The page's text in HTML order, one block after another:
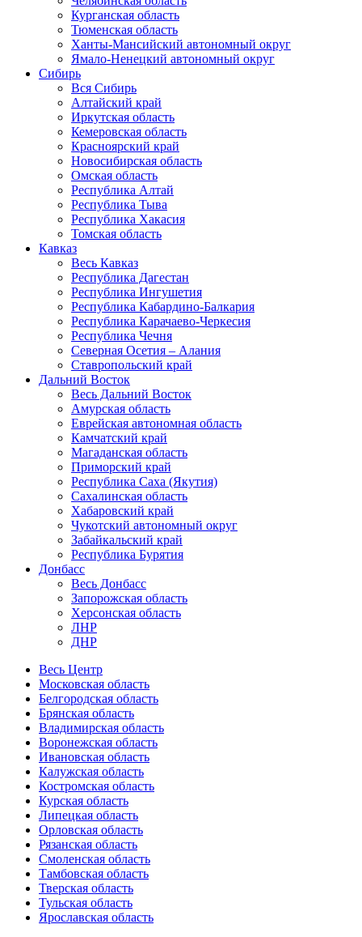
Курганская область
Тюменская область
Ханты-Мансийский автономный округ
Ямало-Ненецкий автономный округ
Сибирь
Вся Сибирь
Алтайский край
Иркутская область
Кемеровская область
Красноярский край
Новосибирская область
Омская область
Республика Алтай
Республика Тыва
Республика Хакасия
Томская область
Кавказ
Весь Кавказ
Республика Дагестан
Республика Ингушетия
Республика Кабардино-Балкария
Республика Карачаево-Черкесия
Республика Чечня
Северная Осетия – Алания
Ставропольский край
Дальний Восток
Весь Дальний Восток
Амурская область
Еврейская автономная область
Камчатский край
Магаданская область
Приморский край
Республика Саха (Якутия)
Сахалинская область
Хабаровский край
Чукотский автономный округ
Забайкальский край
Республика Бурятия
Донбасс
Весь Донбасс
Запорожская область
Херсонская область
ЛНР
ДНР
Весь Центр
Московская область
Белгородская область
Брянская область
Владимирская область
Воронежская область
Ивановская область
Калужская область
Костромская область
Курская область
Липецкая область
Орловская область
Рязанская область
Смоленская область
Тамбовская область
Тверская область
Тульская область
Ярославская область